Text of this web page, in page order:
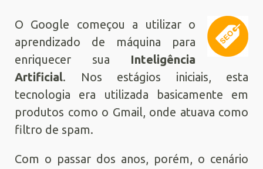
O Google começou a utilizar o
aprendizado de máquina para
enriquecer sua Inteligência
Artificial. Nos estágios iniciais, esta
tecnologia era utilizada basicamente em
produtos como o Gmail, onde atuava como
filtro de spam.
Com o passar dos anos, porém, o cenário